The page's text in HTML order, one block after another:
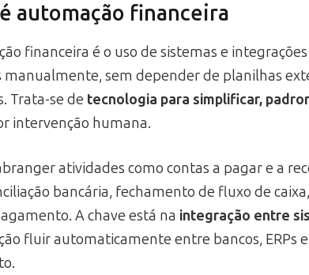
automação financeira
financeira é o uso de sistemas e
manualmente, sem depender de planilhas
Trata-se de tecnologia para simplificar,
intervenção humana.
atividades como contas a pagar e a
bancária, fechamento de fluxo de
A chave está na integração entre
fluir automaticamente entre bancos, ERPs